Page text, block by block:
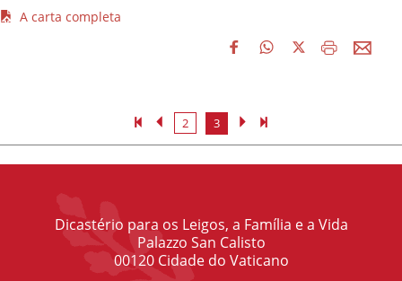
A carta completa
2 3
Dicastério para os Leigos, a Família e a Vida
Palazzo San Calisto
00120 Cidade do Vaticano